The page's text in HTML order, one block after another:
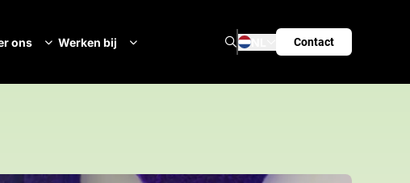
ons Werken bij Zoeken Contact